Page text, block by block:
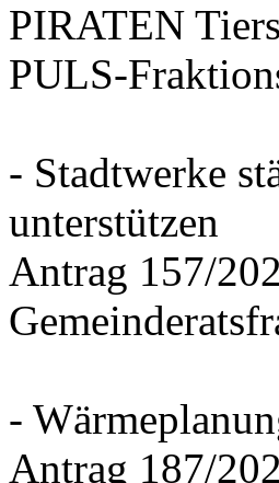
PIRATEN
PULS-
- Stadtwerke
unterstützen
Antrag 157/
-
Antrag 187/